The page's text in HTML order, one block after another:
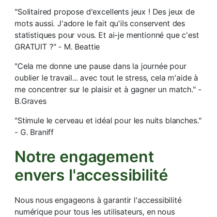
"Solitaired propose d'excellents jeux ! Des jeux de
mots aussi. J'adore le fait qu'ils conservent des
statistiques pour vous. Et ai-je mentionné que c'est
GRATUIT ?" - M. Beattie
"Cela me donne une pause dans la journée pour
oublier le travail... avec tout le stress, cela m'aide à
me concentrer sur le plaisir et à gagner un match." -
B.Graves
"Stimule le cerveau et idéal pour les nuits blanches."
- G. Braniff
Notre engagement
envers l'accessibilité
Nous nous engageons à garantir l'accessibilité
numérique pour tous les utilisateurs, en nous